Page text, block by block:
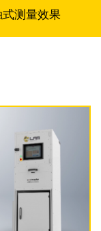
测量效果